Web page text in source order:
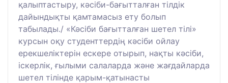
қалыптастыру, кәсіби-бағытталған тілдік
дайындықты қамтамасыз ету болып
табылады./ «Кәсіби бағытталған шетел тілі»
курсын оқу студенттердің кәсіби ойлау
ерекшеліктерін ескере отырып, нақты кәсіби,
іскерлік, ғылыми салаларда және жағдайларда
шетел тілінде қарым-қатынасты